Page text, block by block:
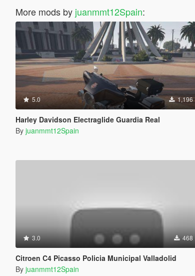
More mods by juanmmt12Spain:
5.0 1,196
Harley Davidson Electraglide Guardia Real
By juanmmt12Spain
3.0 468
Citroen C4 Picasso Policia Municipal Valladolid
By juanmmt12Spain